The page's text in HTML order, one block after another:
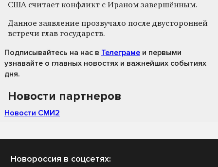
США считает конфликт с Ираном завершённым.
Данное заявление прозвучало после двусторонней
встречи глав государств.
Подписывайтесь на нас в Телеграме и первыми
узнавайте о главных новостях и важнейших событиях
дня.
Новости партнеров
Новости СМИ2
Новороссия в соцсетях: